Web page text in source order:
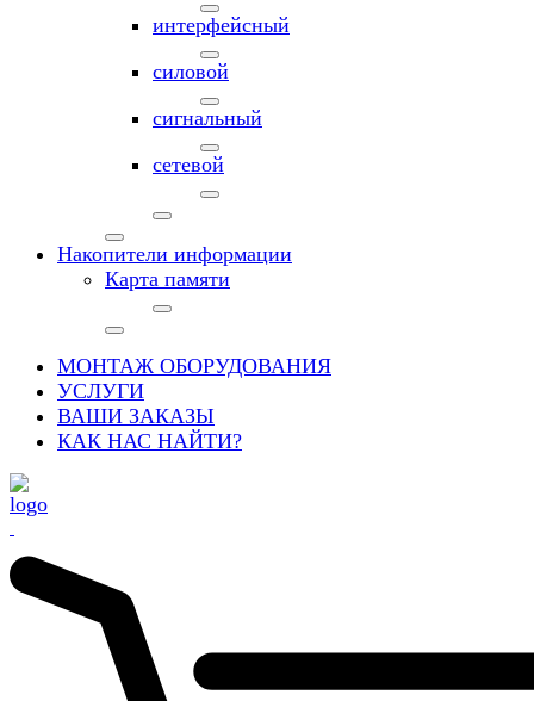
интерфейсный
силовой
сигнальный
сетевой
Накопители информации
Карта памяти
МОНТАЖ ОБОРУДОВАНИЯ
УСЛУГИ
ВАШИ ЗАКАЗЫ
КАК НАС НАЙТИ?